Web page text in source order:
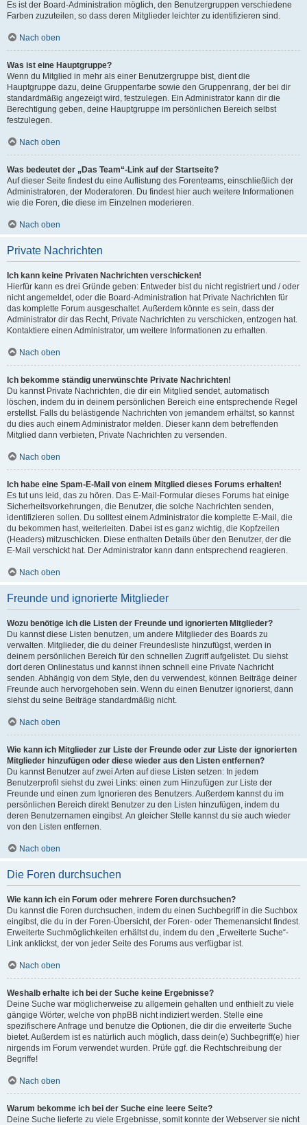
Es ist der Board-Administration möglich, den Benutzergruppen verschiedene
Farben zuzuteilen, so dass deren Mitglieder leichter zu identifizieren sind.
Nach oben
Was ist eine Hauptgruppe?
Wenn du Mitglied in mehr als einer Benutzergruppe bist, dient die
Hauptgruppe dazu, deine Gruppenfarbe sowie den Gruppenrang, der bei dir
standardmäßig angezeigt wird, festzulegen. Ein Administrator kann dir die
Berechtigung geben, deine Hauptgruppe im persönlichen Bereich selbst
festzulegen.
Nach oben
Was bedeutet der „Das Team“-Link auf der Startseite?
Auf dieser Seite findest du eine Auflistung des Forenteams, einschließlich der
Administratoren, der Moderatoren. Du findest hier auch weitere Informationen
wie die Foren, die diese im Einzelnen moderieren.
Nach oben
Private Nachrichten
Ich kann keine Privaten Nachrichten verschicken!
Hierfür kann es drei Gründe geben: Entweder bist du nicht registriert und / oder
nicht angemeldet, oder die Board-Administration hat Private Nachrichten für
das komplette Forum ausgeschaltet. Außerdem könnte es sein, dass der
Administrator dir das Recht, Private Nachrichten zu verschicken, entzogen hat.
Kontaktiere einen Administrator, um weitere Informationen zu erhalten.
Nach oben
Ich bekomme ständig unerwünschte Private Nachrichten!
Du kannst Private Nachrichten, die dir ein Mitglied sendet, automatisch
löschen, indem du in deinem persönlichen Bereich eine entsprechende Regel
erstellst. Falls du belästigende Nachrichten von jemandem erhältst, so kannst
du dies auch einem Administrator melden. Dieser kann dem betreffenden
Mitglied dann verbieten, Private Nachrichten zu versenden.
Nach oben
Ich habe eine Spam-E-Mail von einem Mitglied dieses Forums erhalten!
Es tut uns leid, das zu hören. Das E-Mail-Formular dieses Forums hat einige
Sicherheitsvorkehrungen, die Benutzer, die solche Nachrichten senden,
identifizieren sollen. Du solltest einem Administrator die komplette E-Mail, die
du bekommen hast, weiterleiten. Dabei ist es ganz wichtig, die Kopfzeilen
(Headers) mitzuschicken. Diese enthalten Details über den Benutzer, der die
E-Mail verschickt hat. Der Administrator kann dann entsprechend reagieren.
Nach oben
Freunde und ignorierte Mitglieder
Wozu benötige ich die Listen der Freunde und ignorierten Mitglieder?
Du kannst diese Listen benutzen, um andere Mitglieder des Boards zu
verwalten. Mitglieder, die du deiner Freundesliste hinzufügst, werden in
deinem persönlichen Bereich für den schnellen Zugriff aufgelistet. Du siehst
dort deren Onlinestatus und kannst ihnen schnell eine Private Nachricht
senden. Abhängig von dem Style, den du verwendest, können Beiträge deiner
Freunde auch hervorgehoben sein. Wenn du einen Benutzer ignorierst, dann
siehst du seine Beiträge standardmäßig nicht.
Nach oben
Wie kann ich Mitglieder zur Liste der Freunde oder zur Liste der ignorierten
Mitglieder hinzufügen oder diese wieder aus den Listen entfernen?
Du kannst Benutzer auf zwei Arten auf diese Listen setzen: In jedem
Benutzerprofil siehst du zwei Links: einen zum Hinzufügen zur Liste der
Freunde und einen zum Ignorieren des Benutzers. Außerdem kannst du im
persönlichen Bereich direkt Benutzer zu den Listen hinzufügen, indem du
deren Benutzernamen eingibst. An gleicher Stelle kannst du sie auch wieder
von den Listen entfernen.
Nach oben
Die Foren durchsuchen
Wie kann ich ein Forum oder mehrere Foren durchsuchen?
Du kannst die Foren durchsuchen, indem du einen Suchbegriff in die Suchbox
eingibst, die du in der Foren-Übersicht, der Foren- oder Themenansicht findest.
Erweiterte Suchmöglichkeiten erhältst du, indem du den „Erweiterte Suche“-
Link anklickst, der von jeder Seite des Forums aus verfügbar ist.
Nach oben
Weshalb erhalte ich bei der Suche keine Ergebnisse?
Deine Suche war möglicherweise zu allgemein gehalten und enthielt zu viele
gängige Wörter, welche von phpBB nicht indiziert werden. Stelle eine
spezifischere Anfrage und benutze die Optionen, die dir die erweiterte Suche
bietet. Außerdem ist es natürlich auch möglich, dass dein(e) Suchbegriff(e) hier
nirgends im Forum verwendet wurden. Prüfe ggf. die Rechtschreibung der
Begriffe!
Nach oben
Warum bekomme ich bei der Suche eine leere Seite?
Deine Suche lieferte zu viele Ergebnisse, somit konnte der Webserver sie nicht